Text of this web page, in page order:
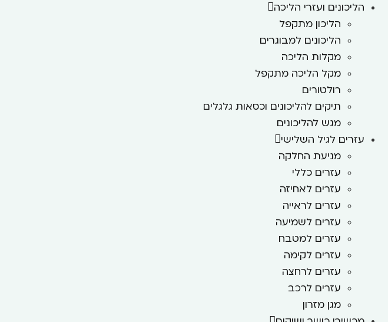
הליכונים ועזרי הליכה
הליכון מתקפל
הליכונים למבוגרים
מקלות הליכה
מקל הליכה מתקפל
רולטורים
תיקים להליכונים וכסאות גלגלים
מגש להליכונים
עזרים לגיל השלישי
מניעת החלקה
עזרים כללי
עזרים לאחיזה
עזרים לראייה
עזרים לשמיעה
עזרים למטבח
עזרים לקימה
עזרים לרחצה
עזרים לרכב
מגן מזרון